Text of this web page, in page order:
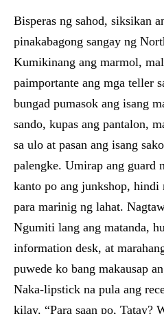
Bisperas ng sahod, siksikan
pinakabagong sangay ng
Kumikinang ang marmol,
paimportante ang mga teller
bungad pumasok ang isang
sando, kupas ang pantalon,
sa ulo at pasan ang isang
palengke. Umirap ang guard
kanto po ang junkshop, hindi
para marinig ng lahat.
Ngumiti lang ang matanda,
information desk, at
puwede ko bang makausap
Naka-lipstick na pula ang
kilay. “Para saan po, Tatay?